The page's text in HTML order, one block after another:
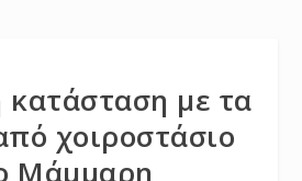
κατάσταση με τα
χοιροστάσιο
Μάμμαρη